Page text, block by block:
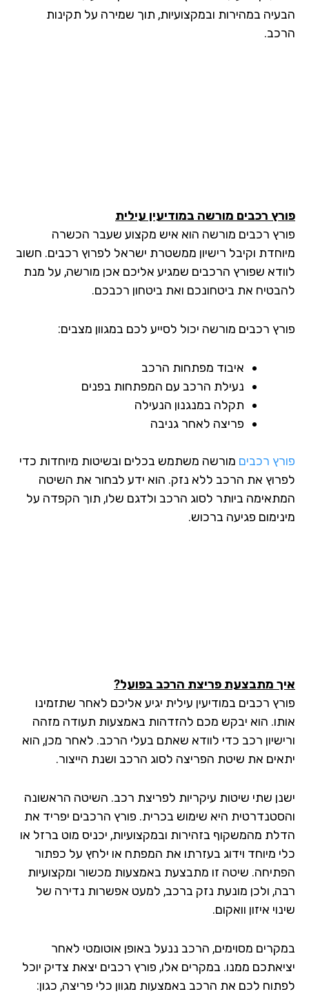
במהירות ובמקצועיות, תוך שמירה על תקינות
רכבים מורשהבמודיעין עילית
רכבים מורשה הוא איש מקצוע שעבר הכשרה
וקיבל רישיון ממשטרת ישראל לפרוץ רכבים. חשוב
שפורץ הרכבים שמגיע אליכם אכן מורשה, על מנת
את ביטחונכם ואת ביטחון רכבכם.
רכבים מורשה יכול לסייע לכם במגוון מצבים:
איבוד מפתחות הרכב
נעילת הרכב עם המפתחות בפנים
תקלה במנגנון הנעילה
פריצה לאחר גניבה
רכביםמורשה משתמש בכלים ובשיטות מיוחדות כדי
את הרכב ללא נזק. הוא ידע לבחור את השיטה
ביותר לסוג הרכב ולדגם שלו, תוך הקפדה על
פגיעה ברכוש.
מתבצעת פריצת הרכב בפועל?
רכבים במודיעין עילית יגיע אליכם לאחר שתזמינו
הוא יבקש מכם להזדהות באמצעות תעודה מזהה
רכב כדי לוודא שאתם בעלי הרכב. לאחר מכן, הוא
את שיטת הפריצה לסוג הרכב ושנת הייצור.
שתי שיטות עיקריות לפריצת רכב. השיטה הראשונה
היא שימוש בכרית. פורץ הרכבים יפריד את
מהמשקוף בזהירות ובמקצועיות, יכניס מוט ברזל או
מיוחד וידוג בעזרתו את המפתח או ילחץ על כפתור
שיטה זו מתבצעת באמצעות מכשור ומקצועיות
ולכן מונעת נזק ברכב, למעט אפשרות נדירה של
איזון וואקום.
מסוימים, הרכב ננעל באופן אוטומטי לאחר
ממנו. במקרים אלו, פורץ רכבים יצאת צדיק יוכל
לכם את הרכב באמצעות מגוון כלי פריצה, כגון: